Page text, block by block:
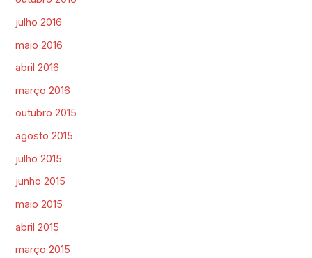
julho 2016
maio 2016
abril 2016
março 2016
outubro 2015
agosto 2015
julho 2015
junho 2015
maio 2015
abril 2015
março 2015